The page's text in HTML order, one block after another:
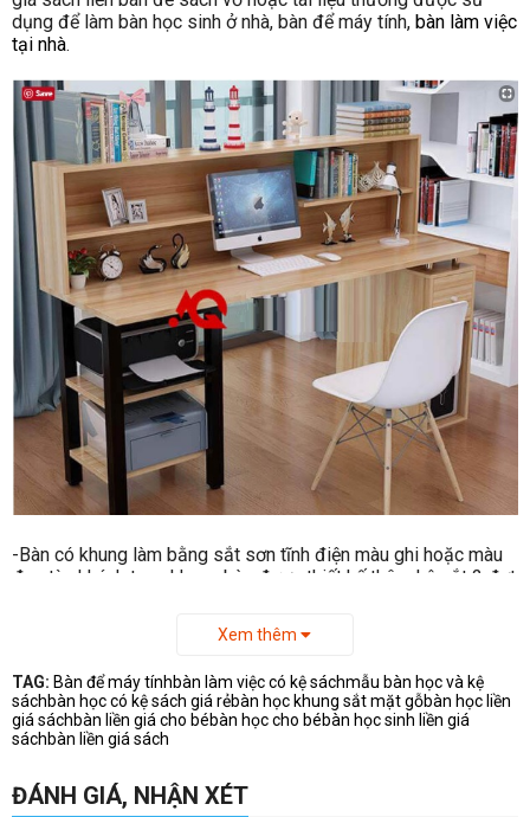
dụng để làm bàn học sinh ở nhà, bàn để máy tính, bàn làm việc
tại nhà.
-Bàn có khung làm bằng sắt sơn tĩnh điện màu ghi hoặc màu
đen tùy khách trọn, khung bàn được thiết kế thêm kệ sắt 2 đợt
Xem thêm
TAG: Bàn để máy tínhbàn làm việc có kệ sáchmẫu bàn học và kệ
sáchbàn học có kệ sách giá rẻbàn học khung sắt mặt gỗbàn học liền
giá sáchbàn liền giá cho bébàn học cho bébàn học sinh liền giá
sáchbàn liền giá sách
ĐÁNH GIÁ, NHẬN XÉT